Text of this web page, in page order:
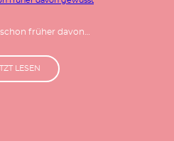
früher davon…
LESEN